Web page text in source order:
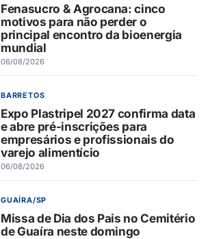
Fenasucro & Agrocana: cinco
motivos para não perder o
principal encontro da bioenergia
mundial
06/08/2026
BARRETOS
Expo Plastripel 2027 confirma data
e abre pré-inscrições para
empresários e profissionais do
varejo alimentício
06/08/2026
GUAÍRA/SP
Missa de Dia dos Pais no Cemitério
de Guaíra neste domingo